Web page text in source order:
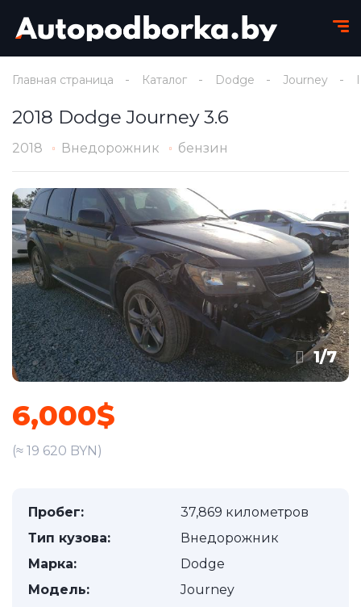
Главная страница Каталог Dodge Journey
2018 Dodge Journey 3.6
2018 Внедорожник бензин
1/7
6,000$
(≈ 19 620 BYN)
Пробег:
37,869 километров
Тип кузова:
Внедорожник
Марка:
Dodge
Модель:
Journey